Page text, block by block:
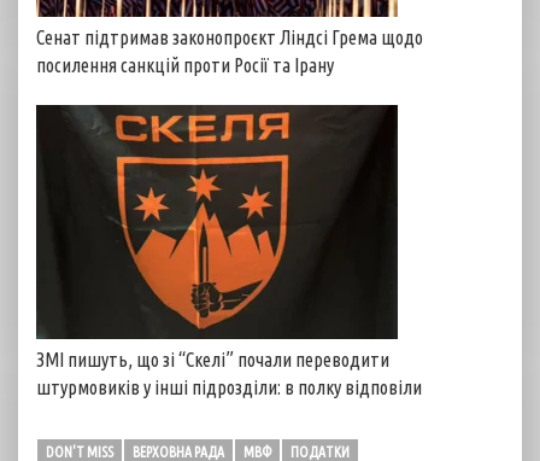
Сенат підтримав законопроєкт Ліндсі Грема щодо
посилення санкцій проти Росії та Ірану
ЗМІ пишуть, що зі “Скелі” почали переводити
штурмовиків у інші підрозділи: в полку відповіли
DON'T MISS ВЕРХОВНА РАДА МВФ ПОДАТКИ